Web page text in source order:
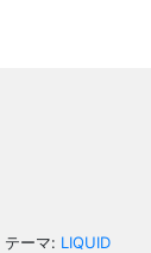
テーマ: LIQUID